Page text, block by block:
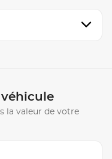
véhicule
la valeur de votre